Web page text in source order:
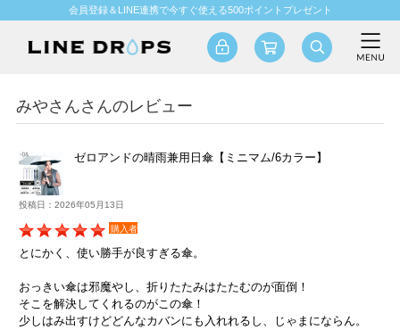
会員登録＆LINE連携で今すぐ使える500ポイントプレゼント
みやさんさんのレビュー
ゼロアンドの晴雨兼用日傘【ミニマム/6カラー】
投稿日：2026年05月13日
購入者
とにかく、使い勝手が良すぎる傘。
おっきい傘は邪魔やし、折りたたみはたたむのが面倒！
そこを解決してくれるのがこの傘！
少しはみ出すけどどんなカバンにも入れれるし、じゃまにならん。